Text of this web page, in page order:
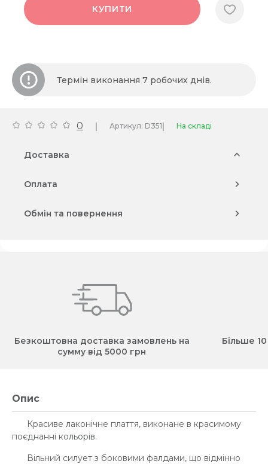
КУПИТИ
Термін виконання 7 робочих днів.
0 | Артикул: D351| На складі
Доставка
Оплата
Обмін та повернення
Безкоштовна доставка замовлень на
сумму від 5000 грн
Більше
Опис
Красиве лаконічне плаття, виконане в красимому
поєднанні кольорів.
Вільний силует з боковими фалдами, що відмінно